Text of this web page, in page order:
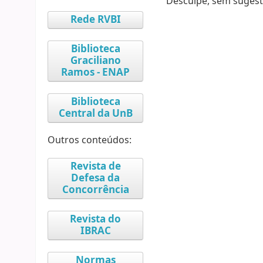
Rede RVBI
Biblioteca
Graciliano
Ramos - ENAP
Biblioteca
Central da UnB
Outros conteúdos:
Revista de
Defesa da
Concorrência
Revista do
IBRAC